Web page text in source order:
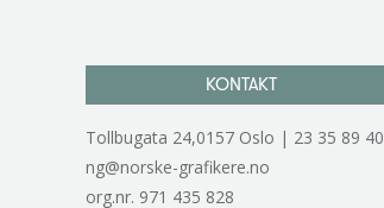
KONTAKT
Tollbugata 24,0157 Oslo | 23 35 89 40
ng@norske-grafikere.no
org.nr. 971 435 828